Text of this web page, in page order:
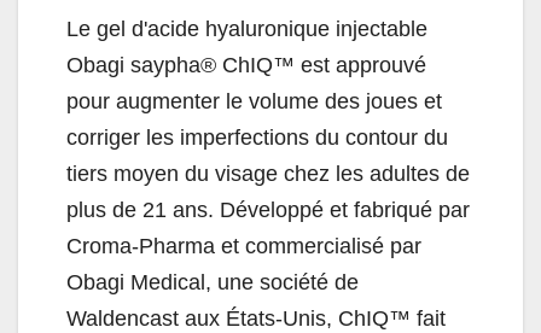
Le gel d'acide hyaluronique injectable
Obagi saypha® ChIQ™ est approuvé
pour augmenter le volume des joues et
corriger les imperfections du contour du
tiers moyen du visage chez les adultes de
plus de 21 ans. Développé et fabriqué par
Croma-Pharma et commercialisé par
Obagi Medical, une société de
Waldencast aux États-Unis, ChIQ™ fait